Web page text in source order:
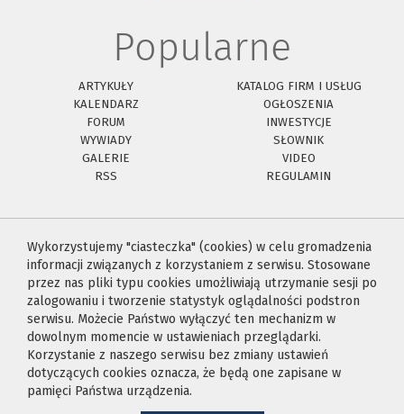
Popularne
ARTYKUŁY
KATALOG FIRM I USŁUG
KALENDARZ
OGŁOSZENIA
FORUM
INWESTYCJE
WYWIADY
SŁOWNIK
GALERIE
VIDEO
RSS
REGULAMIN
Wykorzystujemy "ciasteczka" (cookies) w celu gromadzenia
informacji związanych z korzystaniem z serwisu. Stosowane
przez nas pliki typu cookies umożliwiają utrzymanie sesji po
zalogowaniu i tworzenie statystyk oglądalności podstron
serwisu. Możecie Państwo wyłączyć ten mechanizm w
dowolnym momencie w ustawieniach przeglądarki.
Korzystanie z naszego serwisu bez zmiany ustawień
dotyczących cookies oznacza, że będą one zapisane w
pamięci Państwa urządzenia.